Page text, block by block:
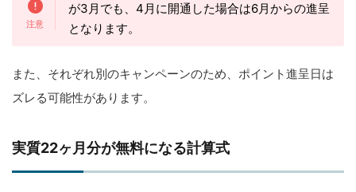
が3月でも、4月に開通した場合は6月からの進呈
となります。
また、それぞれ別のキャンペーンのため、ポイント進呈日は
ズレる可能性があります。
実質22ヶ月分が無料になる計算式